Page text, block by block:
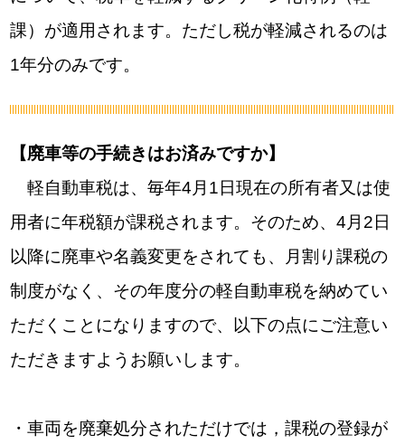
課）が適用されます。ただし税が軽減されるのは
1年分のみです。
【廃車等の手続きはお済みですか】
軽自動車税は、毎年4月1日現在の所有者又は使
用者に年税額が課税されます。そのため、4月2日
以降に廃車や名義変更をされても、月割り課税の
制度がなく、その年度分の軽自動車税を納めてい
ただくことになりますので、以下の点にご注意い
ただきますようお願いします。
・車両を廃棄処分されただけでは，課税の登録が